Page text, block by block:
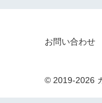
お問い合わせ
© 2019-2026